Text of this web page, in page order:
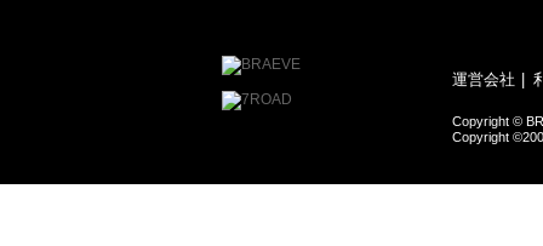
運営会社
Copyright ©
Copyright